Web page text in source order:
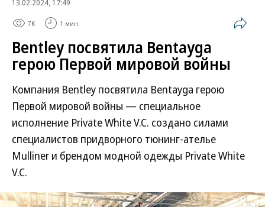
13.02.2024, 17:49
7K 1 мин.
Bentley посвятила Bentayga
герою Первой мировой войны
Компания Bentley посвятила Bentayga герою
Первой мировой войны — специальное
исполнение Private White V.C. создано силами
специалистов придворного тюнинг-ателье
Mulliner и брендом модной одежды Private White
V.C.